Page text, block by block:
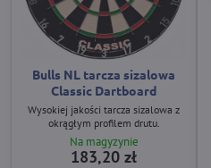
Bulls NL tarcza sizalowa
Classic Dartboard
Wysokiej jakości tarcza sizalowa z
okrągłym profilem drutu.
Na magyzynie
183,20 zł